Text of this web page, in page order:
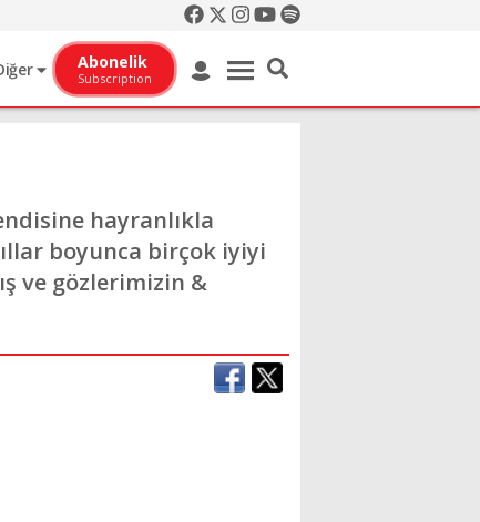
Abonelik
Subscription
hayranlıkla
boyunca birçok iyiyi
ve gözlerimizin &